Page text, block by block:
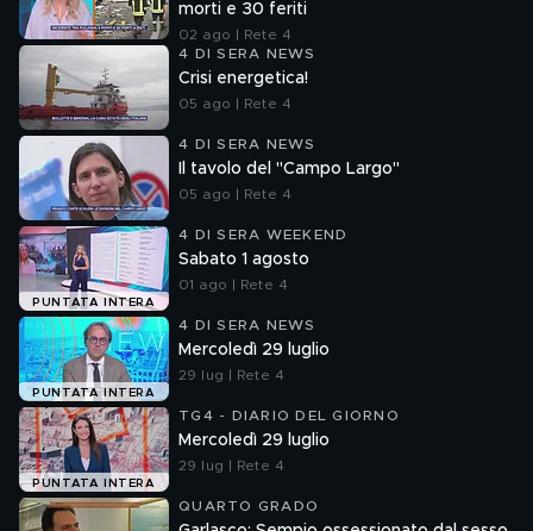
morti e 30 feriti
02 ago | Rete 4
4 DI SERA NEWS
Crisi energetica!
05 ago | Rete 4
4 DI SERA NEWS
Il tavolo del "Campo Largo"
05 ago | Rete 4
PUNTATA INTERA
4 DI SERA WEEKEND
Sabato 1 agosto
01 ago | Rete 4
PUNTATA INTERA
4 DI SERA NEWS
Mercoledì 29 luglio
29 lug | Rete 4
PUNTATA INTERA
TG4 - DIARIO DEL GIORNO
Mercoledì 29 luglio
29 lug | Rete 4
QUARTO GRADO